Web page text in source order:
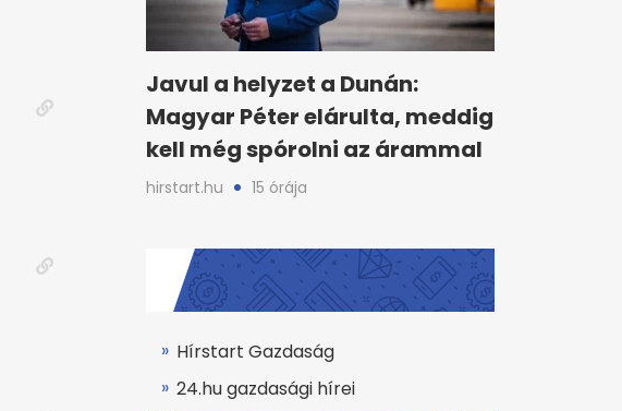
Javul a helyzet a Dunán:
Magyar Péter elárulta, meddig
kell még spórolni az árammal
hirstart.hu 15 órája
Hírstart Gazdaság
24.hu gazdasági hírei